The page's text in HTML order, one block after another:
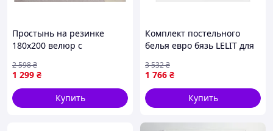
Простынь на резинке
180х200 велюр с
комфортного сна лиловая
ТМ MALLORY HOME
1 299 ₴
2 598₴
Купить
Комплект постельного
белья евро бязь LELIT для
гипоаллергенный
1 766 ₴
3 532₴
Купить